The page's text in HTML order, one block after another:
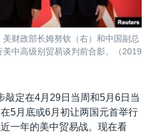
财政部长姆努钦（右）和中国副总
中高级别贸易谈判前合影。（2019
敲定在4月29日当周和5月6日当
5月底或6月初让两国元首举行
一年的美中贸易战。现在看